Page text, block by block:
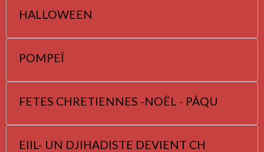
HALLOWEEN
POMPEÏ
FETES CHRETIENNES -NOËL - PÂQU
EIIL- UN DJIHADISTE DEVIENT CH